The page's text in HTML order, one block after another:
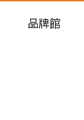
品牌館